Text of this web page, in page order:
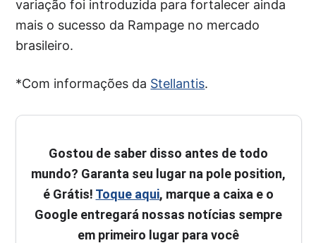
variação foi introduzida para fortalecer ainda
mais o sucesso da Rampage no mercado
brasileiro.
*Com informações da Stellantis.
Gostou de saber disso antes de todo
mundo? Garanta seu lugar na pole position,
é Grátis! Toque aqui, marque a caixa e o
Google entregará nossas notícias sempre
em primeiro lugar para você